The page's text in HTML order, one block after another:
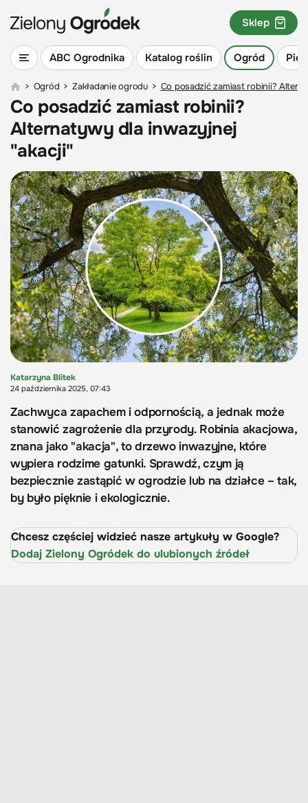
ABC Ogrodnika Katalog roślin Ogród
Sklep
> Ogród > Zakładanie ogrodu > Co posadzić zamiast robinii?
Co posadzić zamiast robinii?
Alternatywy dla inwazyjnej
"akacji"
Katarzyna Blitek
24 października 2025, 07:43
Zachwyca zapachem i odpornością, a jednak może
stanowić zagrożenie dla przyrody. Robinia akacjowa,
znana jako "akacja", to drzewo inwazyjne, które
wypiera rodzime gatunki. Sprawdź, czym ją
bezpiecznie zastąpić w ogrodzie lub na działce – tak,
by było pięknie i ekologicznie.
Chcesz częściej widzieć nasze artykuły w Google?
Dodaj Zielony Ogródek do ulubionych źródeł